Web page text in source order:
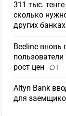
311 тыс.
сколько
других банках
Beeline
рост цен
1
Altyn Bank
для